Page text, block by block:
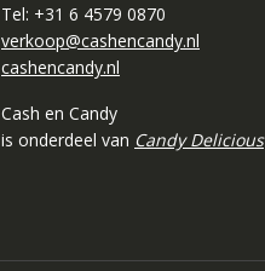
Tel: +31 6 4579 0870
verkoop@cashencandy.nl
cashencandy.nl
Cash en Candy
is onderdeel van Candy Delicious